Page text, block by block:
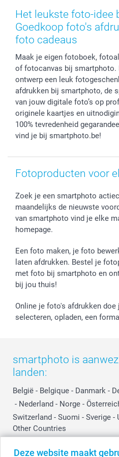
Deze website maakt
Stickers en Etiketten
Fotokaders, Decoratie en
Fotokalenders & Fotoagenda's
Geschenken voor hem
Afstuderen
Moederdag
Verjaardag
Geboorte
Voorwaarden
Herroepingsrecht
Klachtenregeling
Privacybeleid
Cookiebeleid
Prijslijst
Jobs & Stages
Investor Relations
smartgarantie
smartbonus
Betalingsmogelijkheden
Levering
Mijn orderstatus
smartfriends
Het leukste foto-idee
Goedkoop foto's
foto cadeaus
Maak je eigen fotoboek,
of fotocanvas bij
ontwerp een leuk
afdrukken bij smartphoto, de
van jouw digitale foto’s op
originele kaartjes en
100% tevredenheid
vind je bij smartphoto.be!
Fotoproducten voor
Zoek je een smartphoto
maandelijks de nieuwste
van smartphoto vind je elke
homepage.
Een foto maken, je foto
laten afdrukken. Bestel je
met foto bij smartphoto en
bij jou thuis!
Online je foto's afdrukken
selecteren, opladen, een
smartphoto is
landen:
België - Belgique - Danmark -
- Nederland - Norge -
Switzerland - Suomi - Sverige -
Other Countries